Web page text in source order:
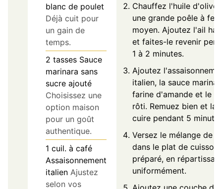
blanc de poulet
Déjà cuit pour
un gain de
temps.
2 tasses Sauce
marinara sans
sucre ajouté
Choisissez une
option maison
pour un goût
authentique.
1 cuil. à café
Assaisonnement
italien Ajustez
selon vos
Chauffez l'huile d'olive
une grande poêle à feu
moyen. Ajoutez l'ail
et faites-le revenir
1 à 2 minutes.
Ajoutez
italien, la sauce
farine d'amande et le
rôti. Remuez bien et
cuire pendant 5
Versez le mélange de
dans le plat de cuisson
préparé, en répartissant
uniformément.